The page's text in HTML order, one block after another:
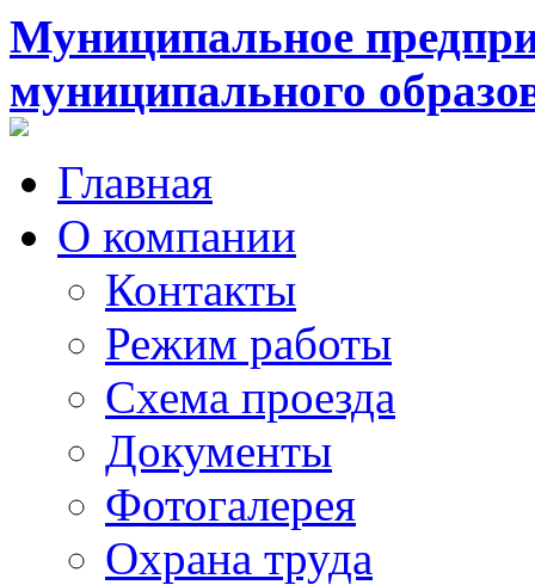
Муниципальное
муниципального
Главная
О компании
Контакты
Режим работы
Схема проезда
Документы
Фотогалерея
Охрана труда